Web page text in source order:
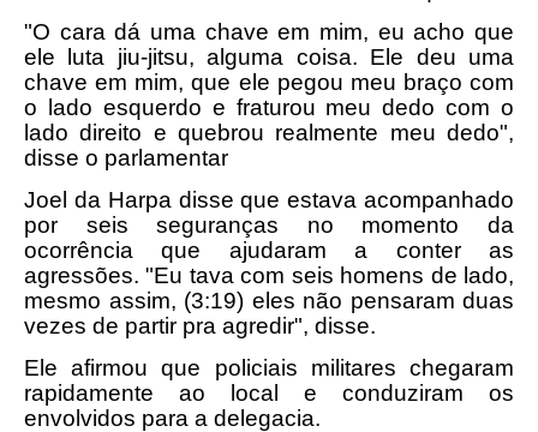
"O cara dá uma chave em mim, eu acho que
ele luta jiu-jitsu, alguma coisa. Ele deu uma
chave em mim, que ele pegou meu braço com
o lado esquerdo e fraturou meu dedo com o
lado direito e quebrou realmente meu dedo",
disse o parlamentar
Joel da Harpa disse que estava acompanhado
por seis seguranças no momento da
ocorrência que ajudaram a conter as
agressões. "Eu tava com seis homens de lado,
mesmo assim, (3:19) eles não pensaram duas
vezes de partir pra agredir", disse.
Ele afirmou que policiais militares chegaram
rapidamente ao local e conduziram os
envolvidos para a delegacia.